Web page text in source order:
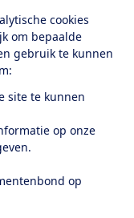
cookies
om bepaalde
gebruik te kunnen
site te kunnen
op onze
op